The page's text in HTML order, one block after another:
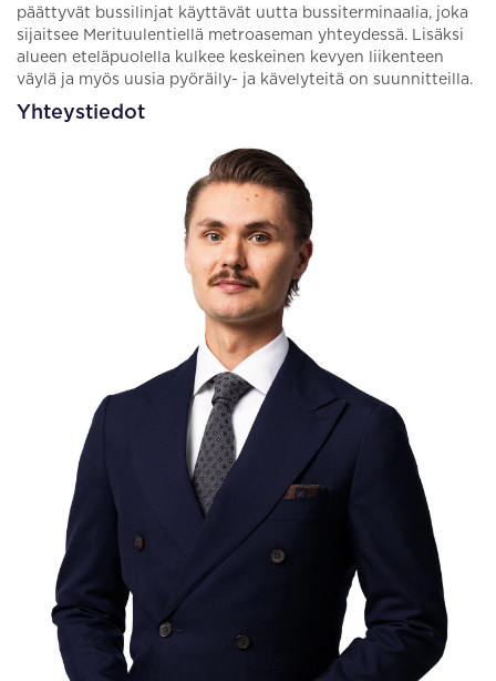
päättyvät bussilinjat käyttävät uutta bussiterminaalia, joka
sijaitsee Merituulentiellä metroaseman yhteydessä. Lisäksi
alueen eteläpuolella kulkee keskeinen kevyen liikenteen
väylä ja myös uusia pyöräily- ja kävelyteitä on suunnitteilla.
Yhteystiedot